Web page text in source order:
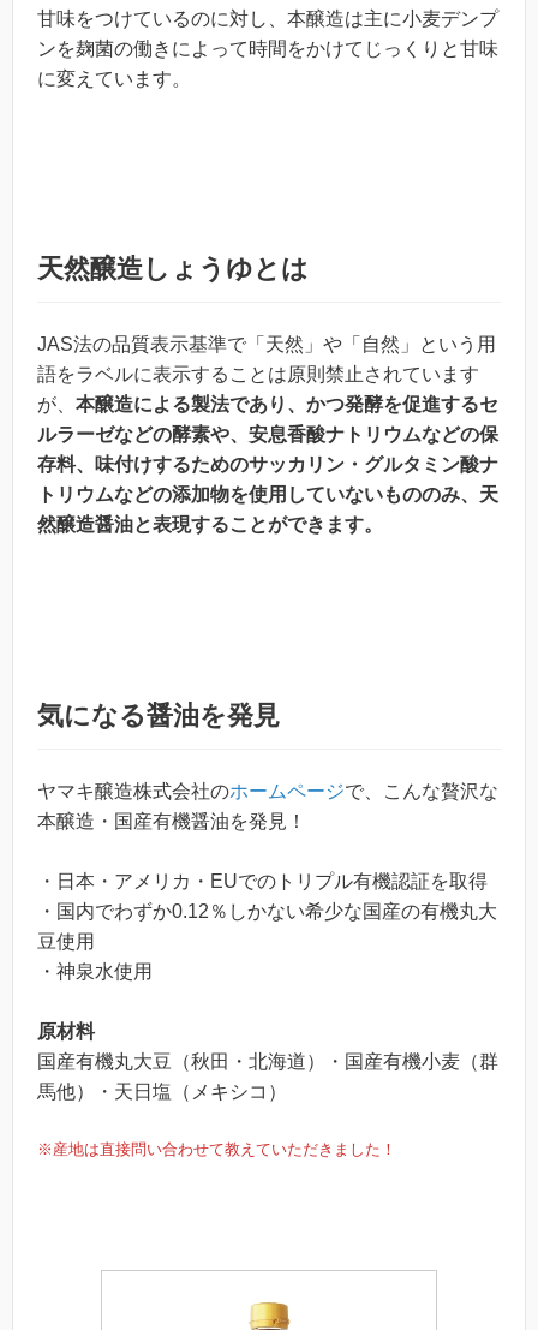
甘味をつけているのに対し、本醸造は主に小麦デンプ
ンを麹菌の働きによって時間をかけてじっくりと甘味
に変えています。
天然醸造しょうゆとは
JAS法の品質表示基準で「天然」や「自然」という用
語をラベルに表示することは原則禁止されています
が、 本醸造による製法であり、かつ発酵を促進するセ
ルラーゼなどの酵素や、安息香酸ナトリウムなどの保
存料、味付けするためのサッカリン・グルタミン酸ナ
トリウムなどの添加物を使用していないもののみ、天
然醸造醤油と表現することができます。
気になる醤油を発見
ヤマキ醸造株式会社のホームページで、こんな贅沢な
本醸造・国産有機醤油を発見！
・日本・アメリカ・EUでのトリプル有機認証を取得
・国内でわずか0.12％しかない希少な国産の有機丸大
豆使用
・神泉水使用
原材料
国産有機丸大豆（秋田・北海道）・国産有機小麦（群
馬他）・天日塩（メキシコ）
※産地は直接問い合わせて教えていただきました！